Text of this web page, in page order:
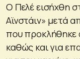
Ο Πελέ εισήχθη
Αϊνστάιν» μετά
που προκλήθηκε
καθώς και για